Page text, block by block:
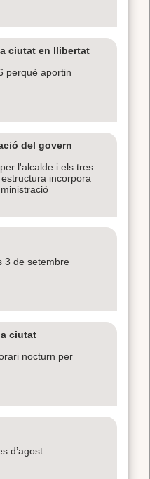
ciutat en llibertat
perquè aportin
del govern
l'alcalde i els tres
incorpora
3 de setembre
ciutat
nocturn per
d’agost